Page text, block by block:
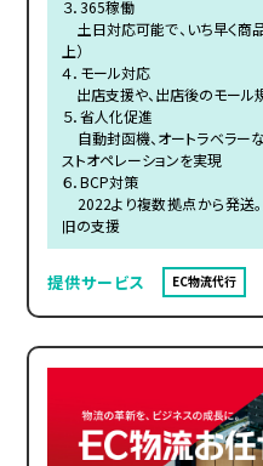
３．365稼働
土日対応可能で、いち早く
上）
４．モール対応
出店支援や、出店後のモール
５．省人化促進
自動封函機、オートラベラー
ストオペレーションを実現
６．BCP対策
2022より複数拠点から発送
旧の支援
提供サービス EC物流代行